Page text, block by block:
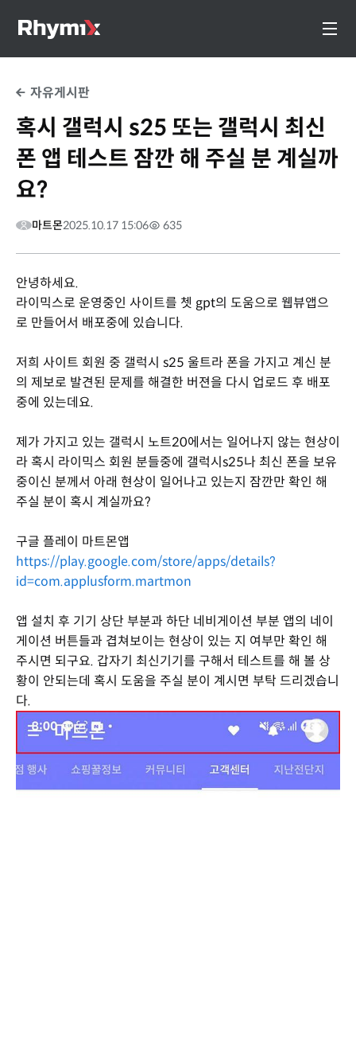
자유게시판
혹시 갤럭시 s25 또는 갤럭시 최신
폰 앱 테스트 잠깐 해 주실 분 계실까
요?
마트몬2025.10.17 15:06 635
안녕하세요.
라이믹스로 운영중인 사이트를 쳇 gpt의 도움으로 웹뷰앱으
로 만들어서 배포중에 있습니다.
저희 사이트 회원 중 갤럭시 s25 울트라 폰을 가지고 계신 분
의 제보로 발견된 문제를 해결한 버젼을 다시 업로드 후 배포
중에 있는데요.
제가 가지고 있는 갤럭시 노트20에서는 일어나지 않는 현상이
라 혹시 라이믹스 회원 분들중에 갤럭시s25나 최신 폰을 보유
중이신 분께서 아래 현상이 일어나고 있는지 잠깐만 확인 해
주실 분이 혹시 계실까요?
구글 플레이 마트몬앱
https://play.google.com/store/apps/details?
id=com.applusform.martmon
앱 설치 후 기기 상단 부분과 하단 네비게이션 부분 앱의 네이
게이션 버튼들과 겹쳐보이는 현상이 있는 지 여부만 확인 해
주시면 되구요. 갑자기 최신기기를 구해서 테스트를 해 볼 상
황이 안되는데 혹시 도움을 주실 분이 계시면 부탁 드리겠습니
다.